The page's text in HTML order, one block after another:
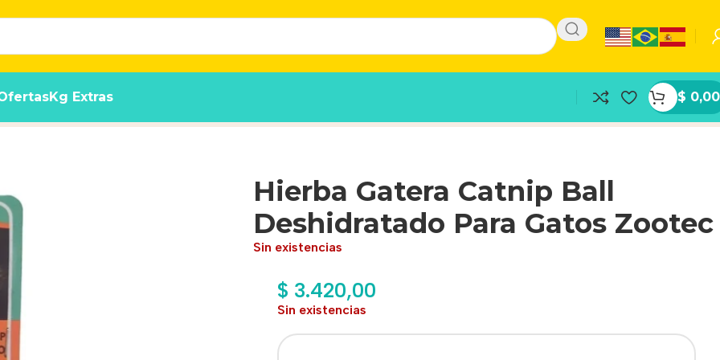
Kg Extras $ 0,00
Gatos Zootec
Hierba Gatera Catnip Ball
Deshidratado Para Gatos Zootec
Sin existencias
$ 3.420,00
Sin existencias